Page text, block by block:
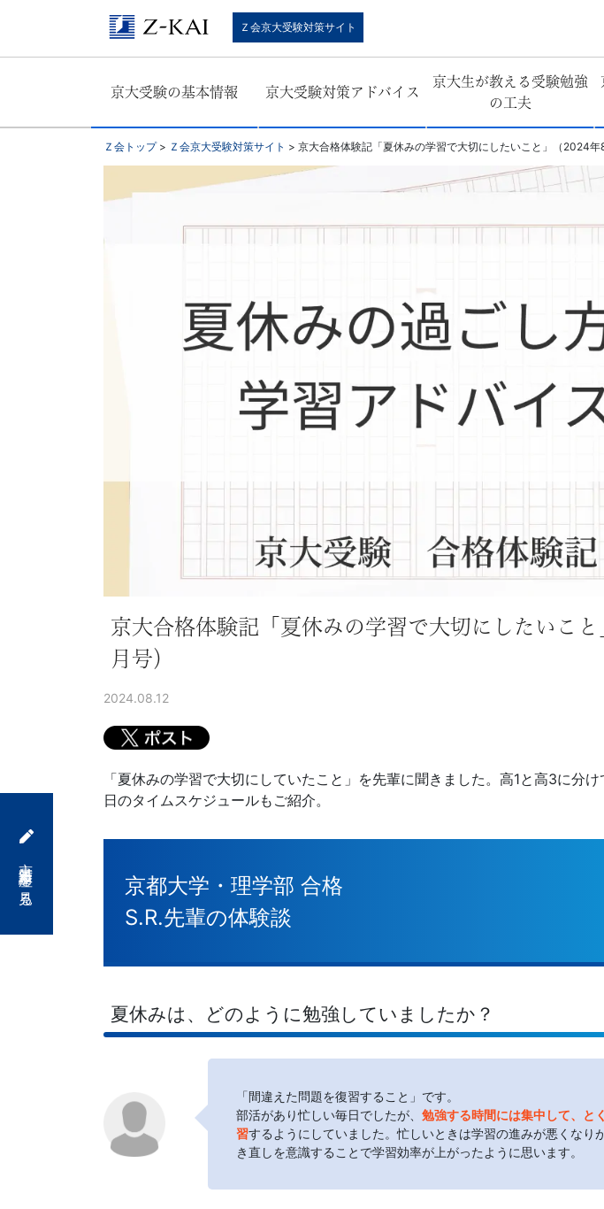
大
の
「合
格
直
Ｚ会京大受験対策サイト
京大受験の基本情報 京大受験対策アドバイス
京大生が教える受験勉強
の工夫
Ｚ会トップ> Ｚ会京大受験対策サイト > 京大合格体験記「夏休みの学習で大切にしたいこと」（2024年8
京大合格体験記「夏休みの学習で大切にしたいこ
月号）
2024.08.12
「夏休みの学習で大切にしていたこと」を先輩に聞きました。高1と高3に分
日のタイムスケジュールもご紹介。
京都大学・理学部 合格
S.R.先輩の体験談
夏休みは、どのように勉強していましたか？
「間違えた問題を復習すること」です。
部活があり忙しい毎日でしたが、 勉強する時間には集中して、と
習するようにしていました。忙しいときは学習の進みが悪くなり
き直しを意識することで学習効率が上がったように思います。
京大対策講座を見る